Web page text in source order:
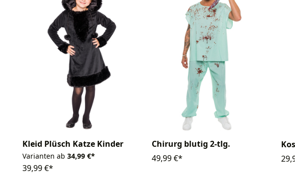
Kleid Plüsch Katze Kinder
Varianten ab 34,99 €*
39,99 €*
Chirurg blutig 2-tlg.
49,99 €*